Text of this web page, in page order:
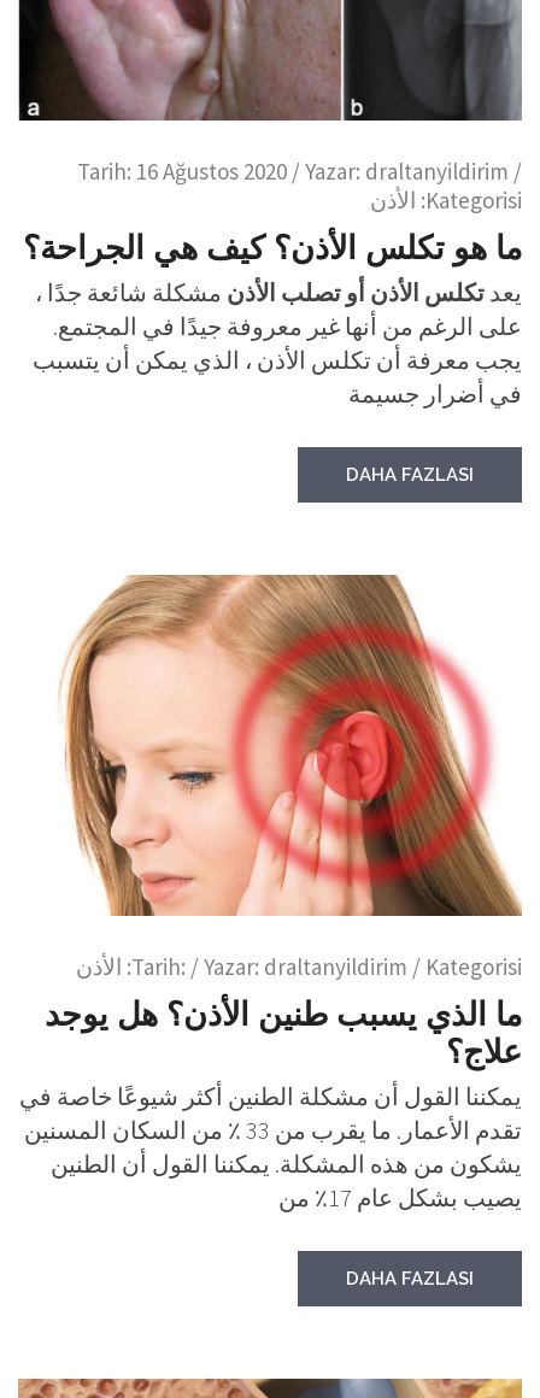
Tarih: 16 Ağustos 2020 / Yazar: draltanyildirim /
Kategorisi: الأذن
ما هو تكلس الأذن؟ كيف هي الجراحة؟
يعد تكلس الأذن أو تصلب الأذن مشكلة شائعة جدًا ،
على الرغم من أنها غير معروفة جيدًا في المجتمع.
يجب معرفة أن تكلس الأذن ، الذي يمكن أن يتسبب
في أضرار جسيمة
DAHA FAZLASI
Tarih: / Yazar: draltanyildirim / Kategorisi: الأذن
ما الذي يسبب طنين الأذن؟ هل يوجد
علاج؟
يمكننا القول أن مشكلة الطنين أكثر شيوعًا خاصة في
تقدم الأعمار. ما يقرب من 33 ٪ من السكان المسنين
يشكون من هذه المشكلة. يمكننا القول أن الطنين
يصيب بشكل عام 17٪ من
DAHA FAZLASI